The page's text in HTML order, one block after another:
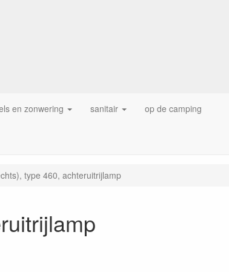
en zonwering sanitair op de camping
type 460, achteruitrijlamp